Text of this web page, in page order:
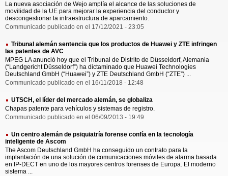
La nueva asociación de Wejo amplía el alcance de las soluciones de
movilidad de la UE para mejorar la experiencia del conductor y
descongestionar la infraestructura de aparcamiento.
Communicado publicado en el 17/12/2021 - 23:05
Tribunal alemán sentencia que los productos de Huawei y ZTE infringen
las patentes de AVC
MPEG LA anunció hoy que el Tribunal de Distrito de Düsseldorf, Alemania
(“Landgericht Düsseldorf”) ha dictaminado que Huawei Technologies
Deutschland GmbH (“Huawei”) y ZTE Deutschland GmbH (“ZTE”) ...
Communicado publicado en el 16/11/2018 - 12:48
UTSCH, el líder del mercado alemán, se globaliza
Chapas patente para vehículos y sistemas de registro.
Communicado publicado en el 06/09/2013 - 19:49
Un centro alemán de psiquiatría forense confía en la tecnología
inteligente de Ascom
The Ascom Deutschland GmbH ha conseguido un contrato para la
implantación de una solución de comunicaciones móviles de alarma basada
en IP-DECT en uno de los mayores centros forenses de Europa. El moderno
sistema ...